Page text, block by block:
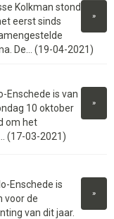
»
Kolkman stond
eerst sinds
De... (19-04-2021)
»
Enschede is van
10 oktober
om het
(17-03-2021)
»
Enschede is
voor de
van dit jaar.